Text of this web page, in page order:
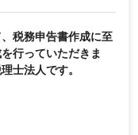
税務申告書作成に至
行っていただきま
士法人です。